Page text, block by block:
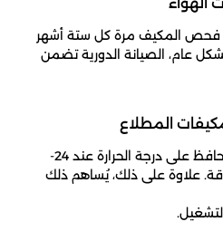
فحص المكيف مرة كل ستة أشهر
عام، الصيانة الدورية تضمن
المطلاع
للحصول على أفضل أداء، حافظ على درجة الحرارة عند 24-
علاوة على ذلك، يُساهم ذلك